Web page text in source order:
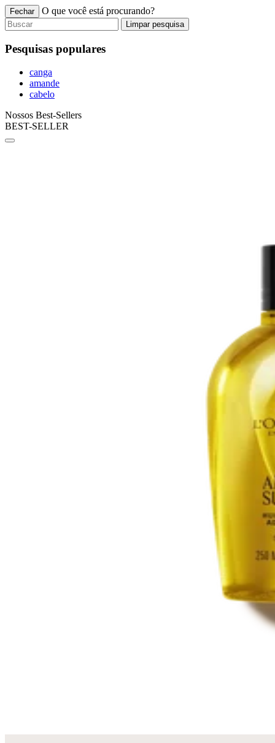
Fechar O que você está procurando?
Limpar pesquisa
Pesquisas populares
canga
amande
cabelo
Nossos Best-Sellers
BEST-SELLER